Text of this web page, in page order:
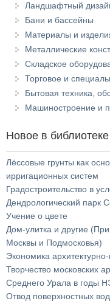
Ландшафтный
Бани и бассейны
Материалы и
Металлические
Складское
Торговое и
Бытовая техника,
Машиностроение и
Новое в библиотеке
Лёссовые грунты как
ирригационных систем
Градостроительство в
Дендрологический парк
Учение о цвете
Дом-улитка и другие
Москвы и Подмосковья)
Экономика
Творчество московских
Среднего Урала в годы
Отвод поверхностных